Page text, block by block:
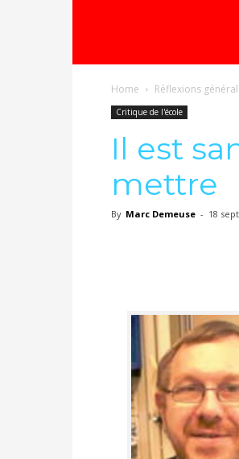
démocratique
–
Democratische
Home Réflexions
Critique de l'école
Il est
mettre
By Marc Demeuse - 18